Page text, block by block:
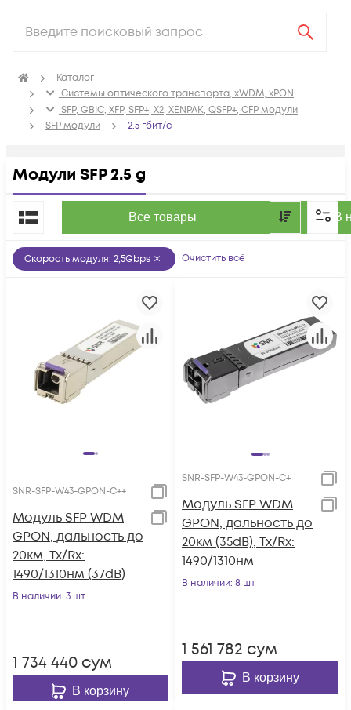
Каталог
Системы оптического транспорта, xWDM, xPON
SFP, GBIC, XFP, SFP+, X2, XENPAK, QSFP+, CFP модули
SFP модули
2.5 гбит/с
Модули SFP 2.5 g
Все товары В
По популярности
Скорость модуля: 2,5Gbps Очистить всё
SNR-SFP-W43-GPON-C++
Модуль SFP WDM
GPON, дальность до
20км, Tx/Rx:
1490/1310нм (37dB)
В наличии: 3 шт
1 734 440 сум
В корзину
SNR-SFP-W43-GPON-C+
Модуль SFP WDM
GPON, дальность до
20км (35dB), Tx/Rx:
1490/1310нм
В наличии: 8 шт
1 561 782 сум
В корзину